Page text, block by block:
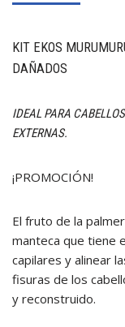
KIT EKOS
DAÑADOS
IDEAL PARA
EXTERNAS.
¡PROMOCIÓN!
El fruto de la
manteca que tiene
capilares y alinear
fisuras de los
y reconstruido.